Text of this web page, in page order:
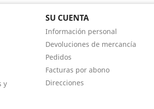
y
SU CUENTA
Información personal
Devoluciones de mercancía
Pedidos
Facturas por abono
Direcciones